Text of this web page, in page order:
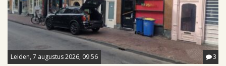
Leiden, 7 augustus 2026, 09:56 3